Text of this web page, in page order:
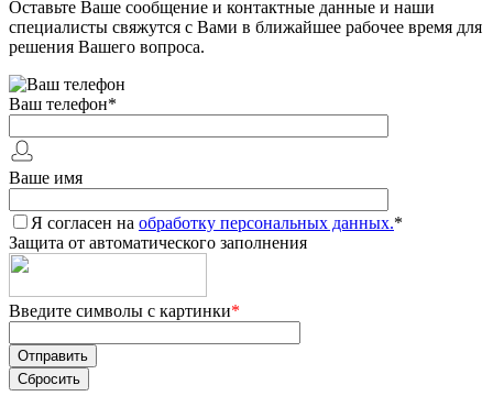
Оставьте Ваше сообщение и контактные данные и наши
специалисты свяжутся с Вами в ближайшее рабочее время для
решения Вашего вопроса.
Ваш телефон*
Ваше имя
Я согласен на обработку персональных данных.*
Защита от автоматического заполнения
Введите символы с картинки*